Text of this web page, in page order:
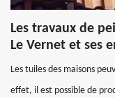
Les travaux de
Le Vernet et ses
Les tuiles des maisons
effet, il est possible de